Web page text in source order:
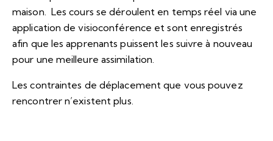
maison. Les cours se déroulent en temps réel via une
application de visioconférence et sont enregistrés
afin que les apprenants puissent les suivre à nouveau
pour une meilleure assimilation.
Les contraintes de déplacement que vous pouvez
rencontrer n’existent plus.